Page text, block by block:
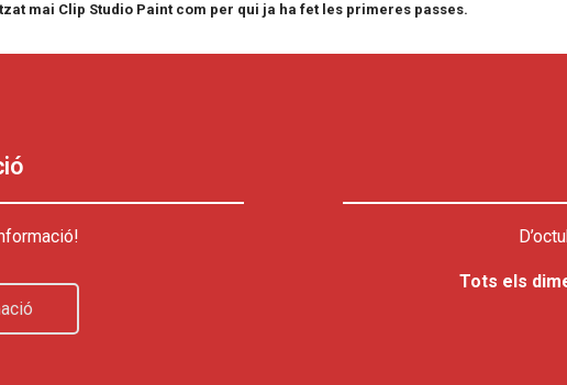
mai Clip Studio Paint com per qui ja ha fet les primeres passes.
Tots els